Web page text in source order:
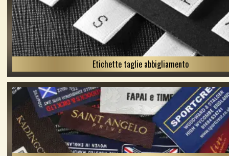
Etichette taglie abbigliamento